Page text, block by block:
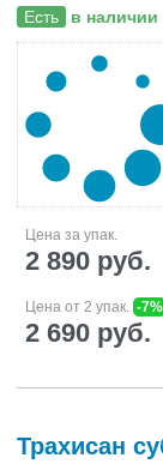
Есть в наличии
Цена за упак.
2 890 руб.
Цена от 2 упак. -7%
2 690 руб.
Трахисан